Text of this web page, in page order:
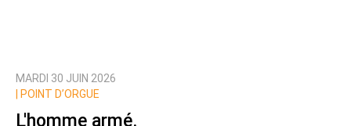
MARDI 30 JUIN 2026
POINT D’ORGUE
L'homme armé.